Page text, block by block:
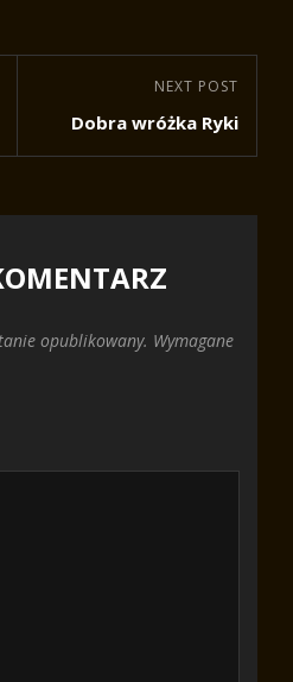
Post
NEXT POST
Dobra wróżka Ryki
opublikowany. Wymagane